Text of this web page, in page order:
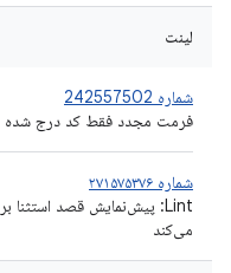
لینت
شماره 242557502
فرمت مجدد فقط کد درج شده
شماره ۲۷۱۵۷۵۳۷۶
می‌کند